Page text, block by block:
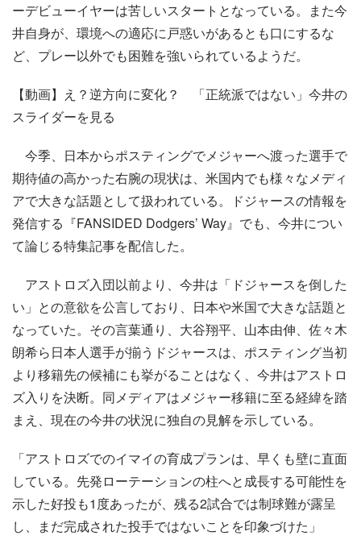
ーデビューイヤーは苦しいスタートとなっている。また今
井自身が、環境への適応に戸惑いがあるとも口にするな
ど、プレー以外でも困難を強いられているようだ。
【動画】え？逆方向に変化？ 「正統派ではない」今井の
スライダーを見る
今季、日本からポスティングでメジャーへ渡った選手で
期待値の高かった右腕の現状は、米国内でも様々なメディ
アで大きな話題として扱われている。ドジャースの情報を
発信する『FANSIDED Dodgers’ Way』でも、今井につい
て論じる特集記事を配信した。
アストロズ入団以前より、今井は「ドジャースを倒した
い」との意欲を公言しており、日本や米国で大きな話題と
なっていた。その言葉通り、大谷翔平、山本由伸、佐々木
朗希ら日本人選手が揃うドジャースは、ポスティング当初
より移籍先の候補にも挙がることはなく、今井はアストロ
ズ入りを決断。同メディアはメジャー移籍に至る経緯を踏
まえ、現在の今井の状況に独自の見解を示している。
「アストロズでのイマイの育成プランは、早くも壁に直面
している。先発ローテーションの柱へと成長する可能性を
示した好投も1度あったが、残る2試合では制球難が露呈
し、まだ完成された投手ではないことを印象づけた」